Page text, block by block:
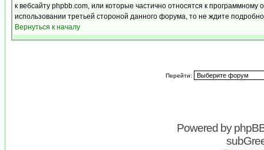
к вебсайту phpbb.com, или которые частично относятся к
использовании третьей стороной данного форума, то не ждите
Вернуться к началу
Перейти:
Powered by